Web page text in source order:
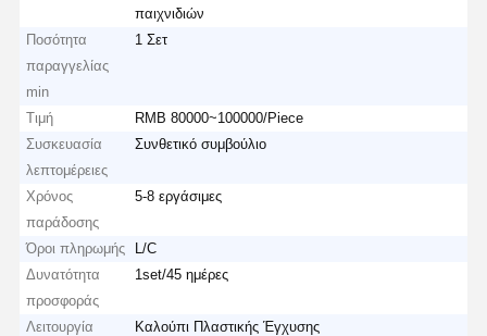
παιχνιδιών
Ποσότητα
παραγγελίας
min
1 Σετ
Τιμή
RMB 80000~100000/Piece
Συσκευασία
λεπτομέρειες
Συνθετικό συμβούλιο
Χρόνος
παράδοσης
5-8 εργάσιμες
Όροι πληρωμής
L/C
Δυνατότητα
προσφοράς
1set/45 ημέρες
Λειτουργία
Καλούπι Πλαστικής Έγχυσης